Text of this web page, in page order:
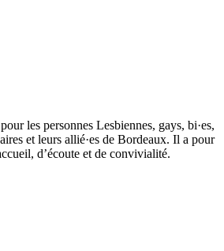
les personnes Lesbiennes, gays, bi·es,
et leurs allié·es de Bordeaux. Il a pour
d’écoute et de convivialité.